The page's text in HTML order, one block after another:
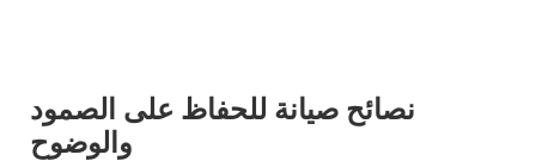
نصائح صيانة للحفاظ على الصمود
والوضوح